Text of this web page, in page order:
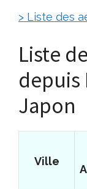
> Liste des
Liste
depuis
Japon
Ville